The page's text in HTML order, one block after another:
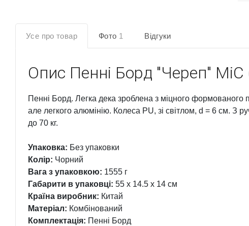
Усе про товар Фото 1 Відгуки
Опис Пенні Борд "Череп"
Пенні Борд. Легка дека зроблена з міцного формованого
але легкого алюмінію. Колеса PU, зі світлом, d = 6 см. З
до 70 кг.
Упаковка: Без упаковки
Колір: Чорний
Вага з упаковкою: 1555 г
Габарити в упаковці: 55 x 14.5 x 14 см
Країна виробник: Китай
Матеріал: Комбінований
Комплектація: Пенні Борд